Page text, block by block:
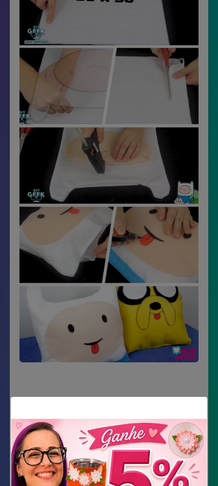
Material Necessário
Feltro nas cores: branco, azul claro, creme,
preto, amarelo e vermelho
Tesoura